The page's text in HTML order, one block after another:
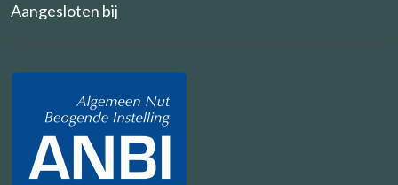
Aangesloten bij